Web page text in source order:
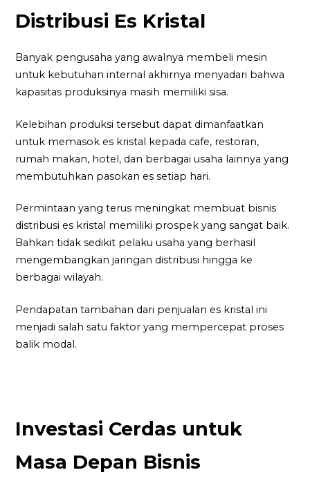
Distribusi Es Kristal
Banyak pengusaha yang awalnya membeli mesin
untuk kebutuhan internal akhirnya menyadari bahwa
kapasitas produksinya masih memiliki sisa.
Kelebihan produksi tersebut dapat dimanfaatkan
untuk memasok es kristal kepada cafe, restoran,
rumah makan, hotel, dan berbagai usaha lainnya yang
membutuhkan pasokan es setiap hari.
Permintaan yang terus meningkat membuat bisnis
distribusi es kristal memiliki prospek yang sangat baik.
Bahkan tidak sedikit pelaku usaha yang berhasil
mengembangkan jaringan distribusi hingga ke
berbagai wilayah.
Pendapatan tambahan dari penjualan es kristal ini
menjadi salah satu faktor yang mempercepat proses
balik modal.
Investasi Cerdas untuk
Masa Depan Bisnis